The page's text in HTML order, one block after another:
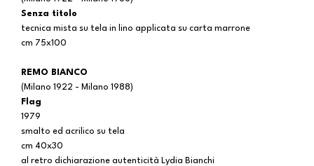
Senza titolo
tecnica mista su tela in lino applicata su carta marrone
cm 75x100
REMO BIANCO
(Milano 1922 - Milano 1988)
Flag
1979
smalto ed acrilico su tela
cm 40x30
al retro dichiarazione autenticità Lydia Bianchi